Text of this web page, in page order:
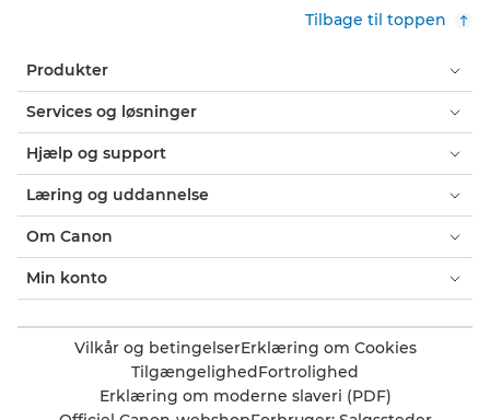
Tilbage til toppen
Produkter
Services og løsninger
Hjælp og support
Læring og uddannelse
Om Canon
Min konto
Vilkår og betingelserErklæring om Cookies
Tilgængelighed Fortrolighed
Erklæring om moderne slaveri (PDF)